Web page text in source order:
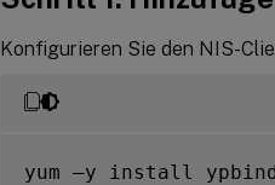
Konfigurieren Sie den NIS-
yum –y install